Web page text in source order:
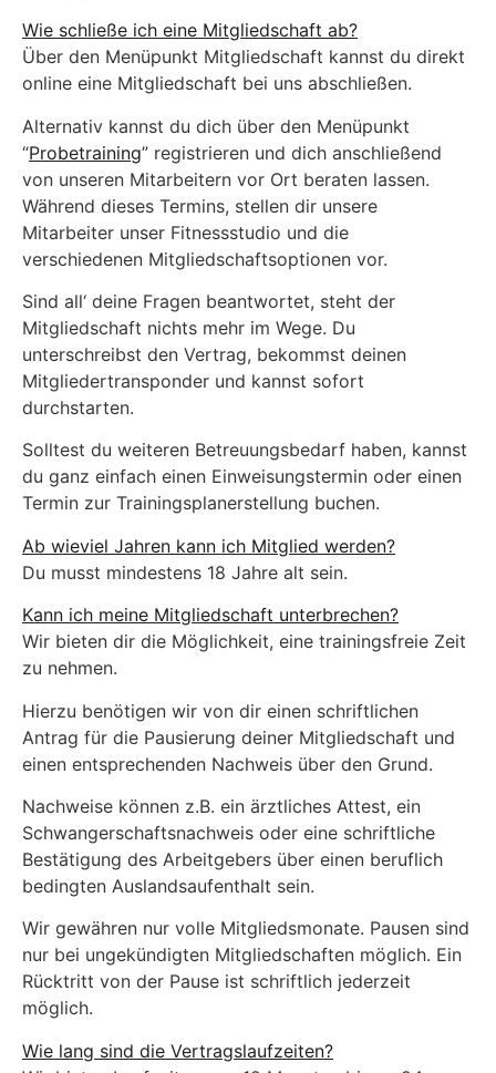
Wie schließe ich eine Mitgliedschaft ab?
Über den Menüpunkt Mitgliedschaft kannst du direkt
online eine Mitgliedschaft bei uns abschließen.
Alternativ kannst du dich über den Menüpunkt
“Probetraining” registrieren und dich anschließend
von unseren Mitarbeitern vor Ort beraten lassen.
Während dieses Termins, stellen dir unsere
Mitarbeiter unser Fitnessstudio und die
verschiedenen Mitgliedschaftsoptionen vor.
Sind all‘ deine Fragen beantwortet, steht der
Mitgliedschaft nichts mehr im Wege. Du
unterschreibst den Vertrag, bekommst deinen
Mitgliedertransponder und kannst sofort
durchstarten.
Solltest du weiteren Betreuungsbedarf haben, kannst
du ganz einfach einen Einweisungstermin oder einen
Termin zur Trainingsplanerstellung buchen.
Ab wieviel Jahren kann ich Mitglied werden?
Du musst mindestens 18 Jahre alt sein.
Kann ich meine Mitgliedschaft unterbrechen?
Wir bieten dir die Möglichkeit, eine trainingsfreie Zeit
zu nehmen.
Hierzu benötigen wir von dir einen schriftlichen
Antrag für die Pausierung deiner Mitgliedschaft und
einen entsprechenden Nachweis über den Grund.
Nachweise können z.B. ein ärztliches Attest, ein
Schwangerschaftsnachweis oder eine schriftliche
Bestätigung des Arbeitgebers über einen beruflich
bedingten Auslandsaufenthalt sein.
Wir gewähren nur volle Mitgliedsmonate. Pausen sind
nur bei ungekündigten Mitgliedschaften möglich. Ein
Rücktritt von der Pause ist schriftlich jederzeit
möglich.
Wie lang sind die Vertragslaufzeiten?